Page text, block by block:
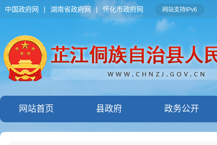
中国政府网 | 湖南省政府网 | 怀化市政府网 网站支持IPv6
网站首页 县政府 政务公开